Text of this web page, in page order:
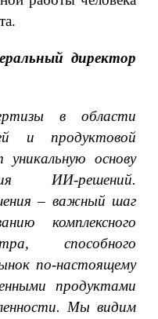
директор
в области
и продуктовой
уникальную основу
ИИ-решений.
– важный шаг
комплексного
способного
по-настоящему
продуктами
Мы видим